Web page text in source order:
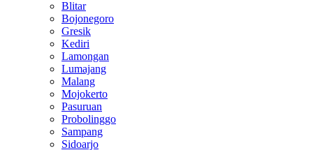
Blitar
Bojonegoro
Gresik
Kediri
Lamongan
Lumajang
Malang
Mojokerto
Pasuruan
Probolinggo
Sampang
Sidoarjo